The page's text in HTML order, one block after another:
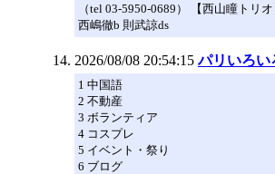
（tel 03-5950-0689） 【西山瞳トリオ
西嶋徹b 則武諒ds
2026/08/08 20:54:15 パリいろい
1 中国語
2 不動産
3 ボランティア
4 コスプレ
5 イベント・祭り
6 ブログ